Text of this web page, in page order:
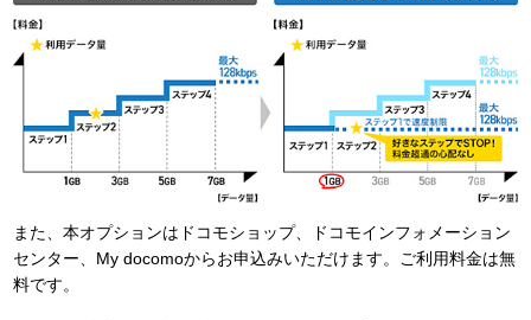
また、本オプションはドコモショップ、ドコモインフォメーション
センター、My docomoからお申込みいただけます。ご利用料金は無
料です。